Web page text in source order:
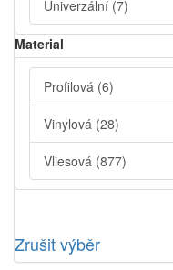
Univerzální (7)
Material
Profilová (6)
Vinylová (28)
Vliesová (877)
Zrušit výběr